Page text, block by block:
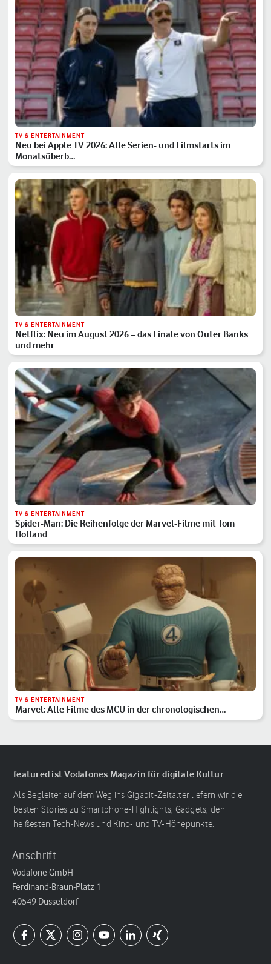
TV & ENTERTAINMENT
Neu bei Apple TV 2026: Alle Serien- und Filmstarts im
Monatsüberb…
TV & ENTERTAINMENT
Netflix: Neu im August 2026 – das Finale von Outer Banks
und mehr
TV & ENTERTAINMENT
Spider-Man: Die Reihenfolge der Marvel-Filme mit Tom
Holland
TV & ENTERTAINMENT
Marvel: Alle Filme des MCU in der chronologischen
Reihenfolge
featured ist Vodafones Magazin für digitale Kultur
Als Begleiter auf dem Weg ins Gigabit-Zeitalter liefern wir die
besten Stories zu Smartphone-Highlights, Gadgets, den
heißesten Tech-News und Kino- und TV-Höhepunkte.
Anschrift
Vodafone GmbH
Ferdinand-Braun-Platz 1
40549 Düsseldorf